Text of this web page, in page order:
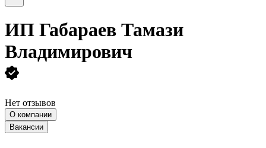
ИП Габараев Тамази
Владимирович
Нет отзывов
О компании
Вакансии